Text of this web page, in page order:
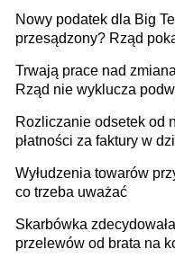
Nowy podatek dla Big
przesądzony? Rząd
Trwają prace nad
Rząd nie wyklucza
Rozliczanie odsetek od
płatności za faktury w
Wyłudzenia towarów
co trzeba uważać
Skarbówka
przelewów od brata na